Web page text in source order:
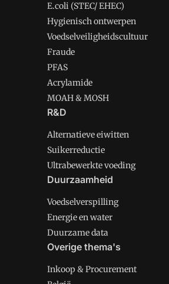
E.coli (STEC/ EHEC)
Hygienisch ontwerpen
Voedselveiligheidscultuur
Fraude
PFAS
Acrylamide
MOAH & MOSH
R&D
Alternatieve eiwitten
Suikerreductie
Ultrabewerkte voeding
Duurzaamheid
Voedselverspilling
Energie en water
Duurzame data
Overige thema's
Inkoop & Procurement